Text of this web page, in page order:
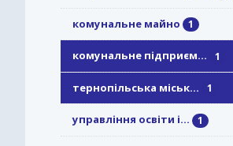
комунальне майно 1
комунальне підприєм... 1
тернопільська міськ... 1
управління освіти і... 1